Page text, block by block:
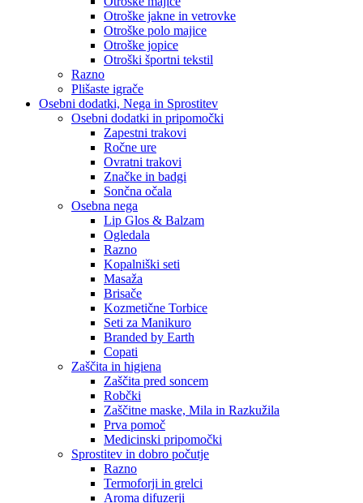
Otroške jakne in vetrovke
Otroške polo majice
Otroške jopice
Otroški športni tekstil
Razno
Plišaste igrače
Osebni dodatki, Nega in Sprostitev
Osebni dodatki in pripomočki
Zapestni trakovi
Ročne ure
Ovratni trakovi
Značke in badgi
Sončna očala
Osebna nega
Lip Glos & Balzam
Ogledala
Razno
Kopalniški seti
Masaža
Brisače
Kozmetične Torbice
Seti za Manikuro
Branded by Earth
Copati
Zaščita in higiena
Zaščita pred soncem
Robčki
Zaščitne maske, Mila in Razkužila
Prva pomoč
Medicinski pripomočki
Sprostitev in dobro počutje
Razno
Termoforji in grelci
Aroma difuzerji